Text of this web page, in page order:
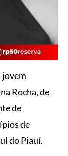
jovem
Rocha, de
de
de
do Piauí.